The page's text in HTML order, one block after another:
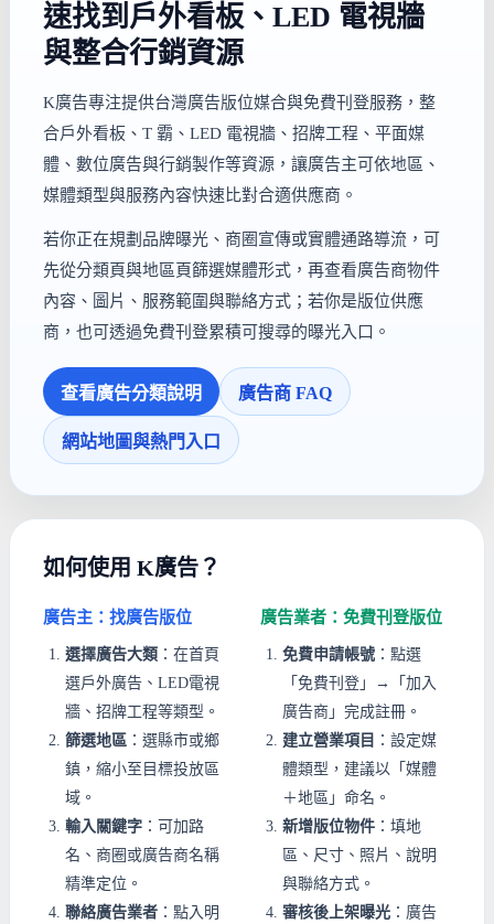
速找到戶外看板、LED 電視牆
與整合行銷資源
K廣告專注提供台灣廣告版位媒合與免費刊登服務，整
合戶外看板、T 霸、LED 電視牆、招牌工程、平面媒
體、數位廣告與行銷製作等資源，讓廣告主可依地區、
媒體類型與服務內容快速比對合適供應商。
若你正在規劃品牌曝光、商圈宣傳或實體通路導流，可
先從分類頁與地區頁篩選媒體形式，再查看廣告商物件
內容、圖片、服務範圍與聯絡方式；若你是版位供應
商，也可透過免費刊登累積可搜尋的曝光入口。
查看廣告分類說明 廣告商 FAQ
網站地圖與熱門入口
如何使用 K廣告？
廣告主：找廣告版位
選擇廣告大類 ：在首頁
選戶外廣告、LED電視
牆、招牌工程等類型。
篩選地區 ：選縣市或鄉
鎮，縮小至目標投放區
域。
輸入關鍵字 ：可加路
名、商圈或廣告商名稱
精準定位。
聯絡廣告業者 ：點入明
廣告業者：免費刊登版位
免費申請帳號 ：點選
「免費刊登」→「加入
廣告商」完成註冊。
建立營業項目 ：設定媒
體類型，建議以「媒體
＋地區」命名。
新增版位物件 ：填地
區、尺寸、照片、說明
與聯絡方式。
審核後上架曝光 ：廣告